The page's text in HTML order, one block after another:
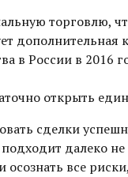
торговлю,
дополнительная
в России в 2016
открыть
сделки
далеко
все